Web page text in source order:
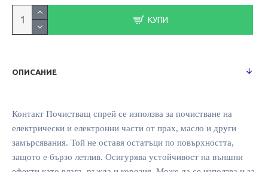
КУПИ
ОПИСАНИЕ
Контакт Почистващ спрей се използва за почистване на
електрически и електронни части от прах, масло и други
замърсявания. Той не оставя остатъци по повърхността,
защото е бързо летлив. Осигурява устойчивост на външни